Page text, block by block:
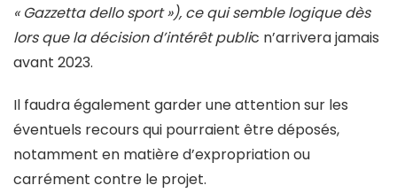
« Gazzetta dello sport »), ce qui semble logique dès
lors que la décision d’intérêt public n’arrivera jamais
avant 2023.
Il faudra également garder une attention sur les
éventuels recours qui pourraient être déposés,
notamment en matière d’expropriation ou
carrément contre le projet.